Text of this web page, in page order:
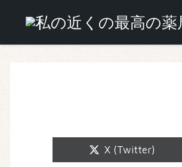
Share
X (Twitter)